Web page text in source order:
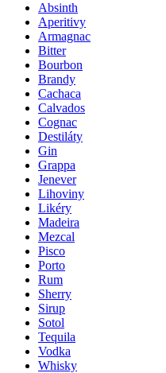
Absinth
Aperitivy
Armagnac
Bitter
Bourbon
Brandy
Cachaca
Calvados
Cognac
Destiláty
Gin
Grappa
Jenever
Lihoviny
Likéry
Madeira
Mezcal
Pisco
Porto
Rum
Sherry
Sirup
Sotol
Tequila
Vodka
Whisky